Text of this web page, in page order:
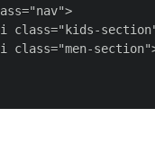
class="kids-
class="men-